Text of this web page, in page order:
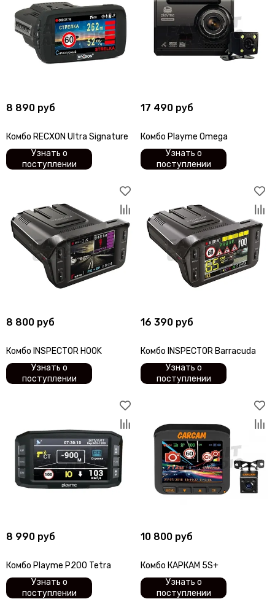
8 890 руб
Комбо RECXON Ultra Signature
Узнать о
поступлении
17 490 руб
Комбо Playme Omega
Узнать о
поступлении
8 800 руб
Комбо INSPECTOR HOOK
Узнать о
поступлении
16 390 руб
Комбо INSPECTOR Barracuda
Узнать о
поступлении
8 990 руб
Комбо Playme P200 Tetra
Узнать о
поступлении
10 800 руб
Комбо КАРКАМ 5S+
Узнать о
поступлении